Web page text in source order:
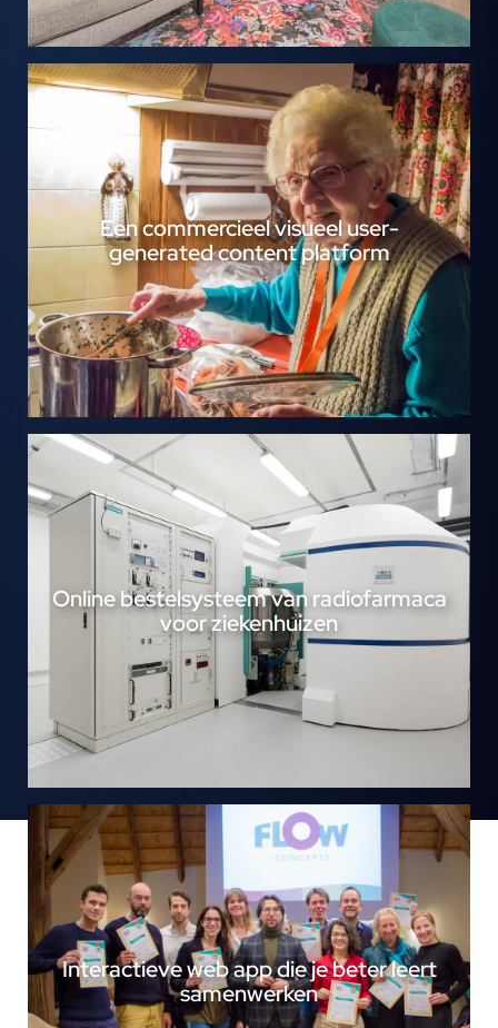
Een commercieel visueel user-
generated content platform
Online bestelsysteem van radiofarmaca
voor ziekenhuizen
Interactieve web app die je beter leert
samenwerken